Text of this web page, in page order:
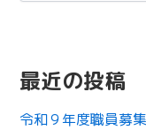
最近の投稿
令和９年度職員募